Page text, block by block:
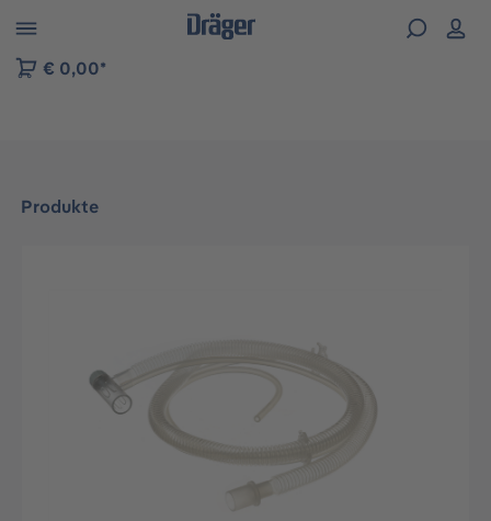
der B2B-Plattform springen
€ 0,00*
Produkte